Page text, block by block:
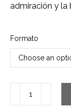
admiración y la
Formato
Pro_File